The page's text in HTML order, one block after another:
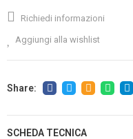
Richiedi informazioni
Aggiungi alla wishlist
SCHEDA TECNICA